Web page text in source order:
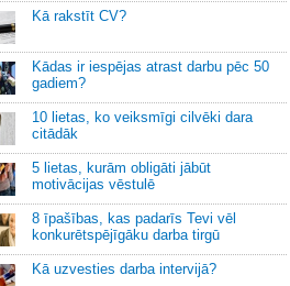
Kā rakstīt CV?
Kādas ir iespējas atrast darbu pēc 50
gadiem?
10 lietas, ko veiksmīgi cilvēki dara
citādāk
5 lietas, kurām obligāti jābūt
motivācijas vēstulē
8 īpašības, kas padarīs Tevi vēl
konkurētspējīgāku darba tirgū
Kā uzvesties darba intervijā?